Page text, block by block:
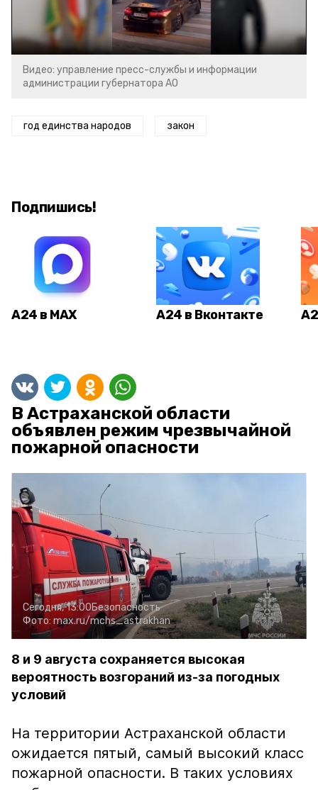
Video
Видео: управление пресс-службы и информации
администрации губернатора АО
год единства народов закон
Подпишись!
А24 в MAX А24 в Вконтакте
В Астраханской области
объявлен режим чрезвычайной
пожарной опасности
Сегодня, 13:00Безопасность
Фото: max.ru/mchs_astrakhan
8 и 9 августа сохраняется высокая
вероятность возгораний из-за погодных
условий
На территории Астраханской области
ожидается пятый, самый высокий класс
пожарной опасности. В таких условиях